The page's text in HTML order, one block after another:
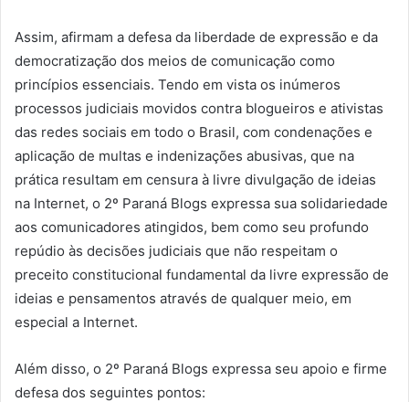
Assim, afirmam a defesa da liberdade de expressão e da
democratização dos meios de comunicação como
princípios essenciais. Tendo em vista os inúmeros
processos judiciais movidos contra blogueiros e ativistas
das redes sociais em todo o Brasil, com condenações e
aplicação de multas e indenizações abusivas, que na
prática resultam em censura à livre divulgação de ideias
na Internet, o 2º Paraná Blogs expressa sua solidariedade
aos comunicadores atingidos, bem como seu profundo
repúdio às decisões judiciais que não respeitam o
preceito constitucional fundamental da livre expressão de
ideias e pensamentos através de qualquer meio, em
especial a Internet.
Além disso, o 2º Paraná Blogs expressa seu apoio e firme
defesa dos seguintes pontos: